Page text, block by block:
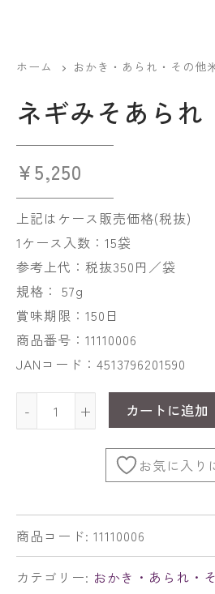
ホーム おかき・あられ・その他
ネギみそあられ
¥5,250
上記はケース販売価格(税抜)
1ケース入数：15袋
参考上代：税抜350円／袋
規格： 57g
賞味期限：150日
商品番号：11110006
JANコード：4513796201590
- + カートに追加
お気に入り
商品コード: 11110006
カテゴリー: おかき・あられ・